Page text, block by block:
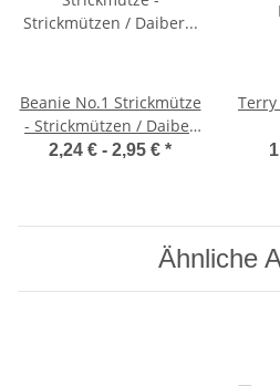
Beanie No.1 Strickmütze
- Strickmützen / Daiber
MB7580
2,24 € - 2,95 € *
Ähnliche